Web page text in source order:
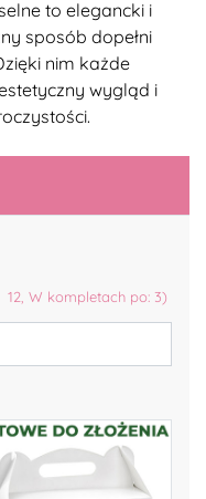
to elegancki i
sposób dopełni
nim każde
wygląd i
W kompletach po: 3)